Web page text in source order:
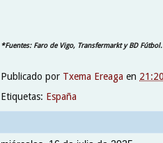
*Fuentes: Faro de Vigo, Transfermarkt y BD
Publicado por Txema Ereaga en 21:20
Etiquetas: España